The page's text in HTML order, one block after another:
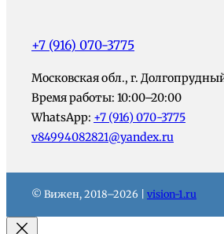
+7 (916) 070-3775
Московская обл., г.
Время работы: 10:00–20:00
WhatsApp: +7 (916) 070-3775
v84994082821@yandex.ru
© Вижен, 2018–2026 | vision-1.ru